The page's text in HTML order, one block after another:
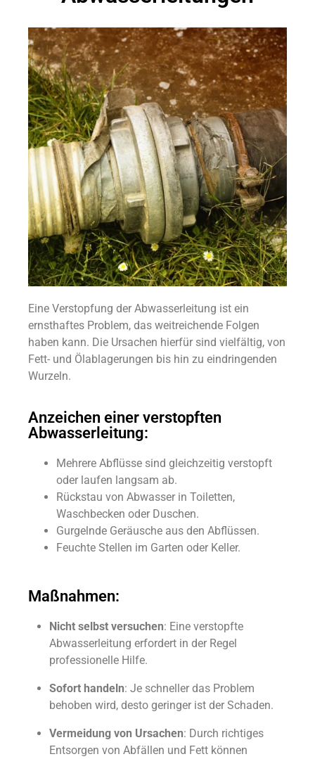
Eine Verstopfung der Abwasserleitung ist ein
ernsthaftes Problem, das weitreichende Folgen
haben kann. Die Ursachen hierfür sind vielfältig, von
Fett- und Ölablagerungen bis hin zu eindringenden
Wurzeln.
Anzeichen einer verstopften
Abwasserleitung:
Mehrere Abflüsse sind gleichzeitig verstopft
oder laufen langsam ab.
Rückstau von Abwasser in Toiletten,
Waschbecken oder Duschen.
Gurgelnde Geräusche aus den Abflüssen.
Feuchte Stellen im Garten oder Keller.
Maßnahmen:
Nicht selbst versuchen: Eine verstopfte
Abwasserleitung erfordert in der Regel
professionelle Hilfe.
Sofort handeln: Je schneller das Problem
behoben wird, desto geringer ist der Schaden.
Vermeidung von Ursachen: Durch richtiges
Entsorgen von Abfällen und Fett können